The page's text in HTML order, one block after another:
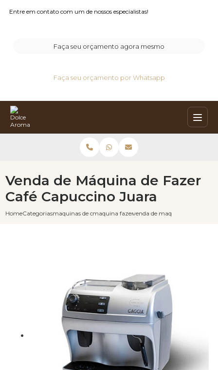
Entre em contato com um de nossos especialistas!
Faça seu orçamento agora mesmo
Faça seu orçamento por Whatsapp
HomeCategoriasmaquinas de cafe capuccinomaquina fazer cafe expresso capuccino
venda de maquina de fazer
Venda de Máquina de Fazer
Café Capuccino Juara